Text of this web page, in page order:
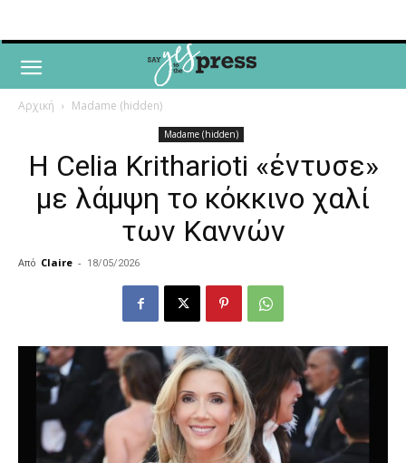
Αρχική Madame (hidden)
Madame (hidden)
Η Celia Kritharioti «έντυσε»
με λάμψη το κόκκινο χαλί
των Καννών
Από Claire - 18/05/2026